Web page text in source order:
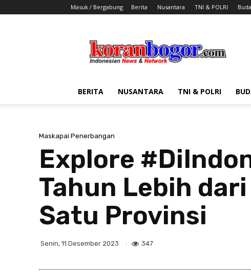
Masuk / Bergabung Berita Nusantara TNI & POLRI
Bogor
BERITA NUSANTARA TNI & POLRI
Maskapai Penerbangan
Explore
Tahun Lebih
Satu Provinsi
Senin, 11 Desember 2023 347